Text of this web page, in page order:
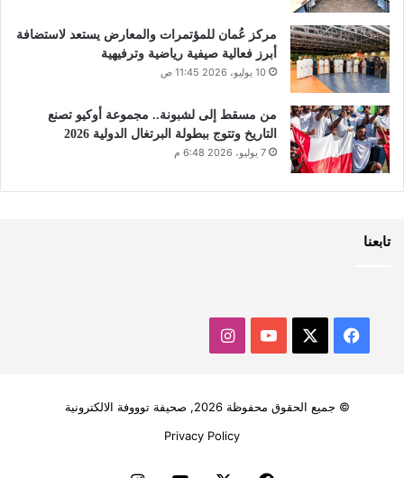
مركز عُمان للمؤتمرات والمعارض يستعد لاستضافة
أبرز فعالية صيفية رياضية وترفيهية
10 يوليو، 2026 11:45 ص
من مسقط إلى لشبونة.. مجموعة أوكيو تصنع
التاريخ وتتوج ببطولة البرتغال الدولية 2026
7 يوليو، 2026 6:48 م
تابعنا
فيسبوك ‫YouTubeانستقرام
© جميع الحقوق محفوظة 2026, صحيفة توووفة الالكترونية
Privacy Policy